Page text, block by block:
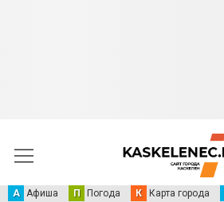
А Афиша П Погода К Карта города